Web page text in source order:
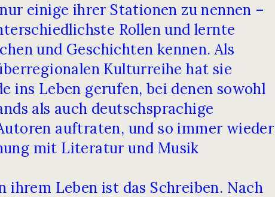
einige ihrer Stationen zu nennen –
Rollen und lernte
und Geschichten kennen. Als
Kulturreihe hat sie
ins Leben gerufen, bei denen sowohl
als auch deutschsprachige
auftraten, und so immer wieder
mit Literatur und Musik
ihrem Leben ist das Schreiben. Nach